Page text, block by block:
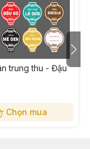
trung thu - Đậu
Chọn mua